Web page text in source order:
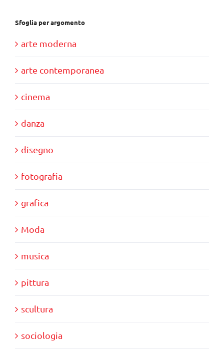
Sfoglia per argomento
arte moderna
arte contemporanea
cinema
danza
disegno
fotografia
grafica
Moda
musica
pittura
scultura
sociologia